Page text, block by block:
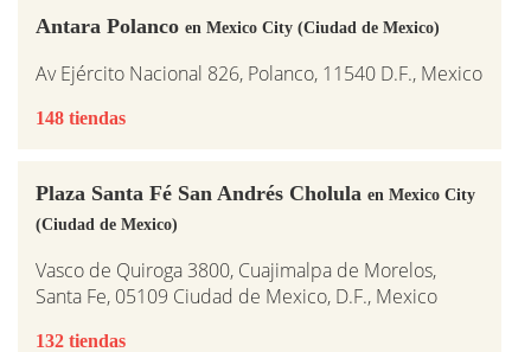
Antara Polanco en Mexico City (Ciudad de Mexico)
Av Ejército Nacional 826, Polanco, 11540 D.F., Mexico
148 tiendas
Plaza Santa Fé San Andrés Cholula en Mexico City
(Ciudad de Mexico)
Vasco de Quiroga 3800, Cuajimalpa de Morelos,
Santa Fe, 05109 Ciudad de Mexico, D.F., Mexico
132 tiendas